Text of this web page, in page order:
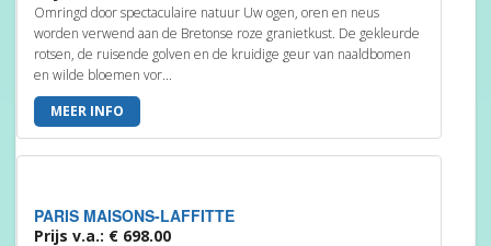
Omringd door spectaculaire natuur Uw ogen, oren en neus
worden verwend aan de Bretonse roze granietkust. De gekleurde
rotsen, de ruisende golven en de kruidige geur van naaldbomen
en wilde bloemen vor...
MEER INFO
PARIS MAISONS-LAFFITTE
Prijs v.a.: € 698.00